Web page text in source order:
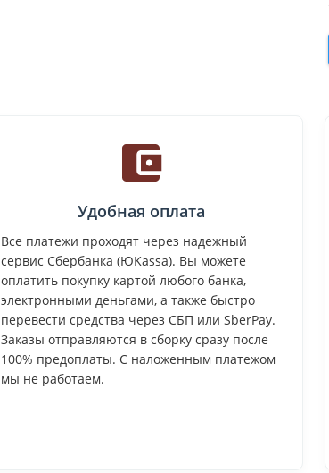
Удобная оплата
Все платежи проходят через надежный
сервис Сбербанка (ЮKassa). Вы можете
оплатить покупку картой любого банка,
электронными деньгами, а также быстро
перевести средства через СБП или SberPay.
Заказы отправляются в сборку сразу после
100% предоплаты. С наложенным платежом
мы не работаем.